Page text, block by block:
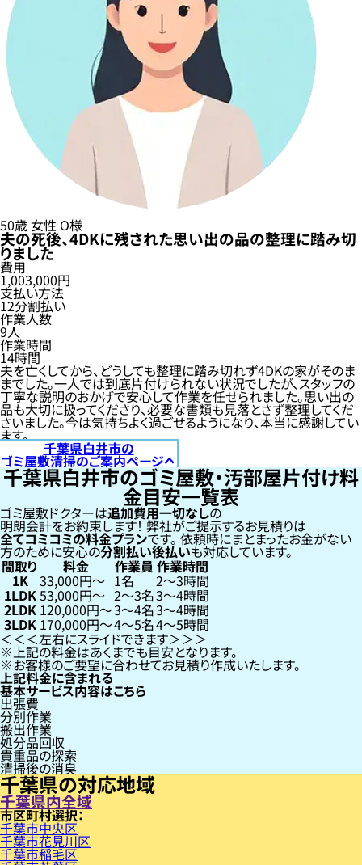
50歳女性 O様
夫の死後、4DKに残された思い出の品の整理に踏み切
りました
費用
1,003,000円
支払い方法
12分割払い
作業人数
9人
作業時間
14時間
夫を亡くしてから、どうしても整理に踏み切れず4DKの家がそのま
までした。一人では到底片付けられない状況でしたが、スタッフの
丁寧な説明のおかげで安心して作業を任せられました。思い出の
品も大切に扱ってくださり、必要な書類も見落とさず整理してくだ
さいました。今は気持ちよく過ごせるようになり、本当に感謝してい
ます。
千葉県白井市の
ゴミ屋敷清掃のご案内ページへ
千葉県白井市のゴミ屋敷・汚部屋片付け料
金目安一覧表
ゴミ屋敷ドクターは追加費用一切なしの
明朗会計をお約束します！弊社がご提示するお見積りは
全てコミコミの料金プランです。依頼時にまとまったお金がない
方のために安心の分割払い後払いも対応しています。
間取り 料金 作業員 作業時間
1K 33,000円〜 1名 2〜3時間
1LDK53,000円〜 2〜3名3〜4時間
2LDK 120,000円〜3〜4名3〜4時間
3LDK 170,000円〜4〜5名4〜5時間
左右にスライドできます
上記の料金はあくまでも目安となります。
お客様のご要望に合わせてお見積り作成いたします。
上記料金に含まれる
基本サービス内容はこちら
出張費
分別作業
搬出作業
処分品回収
貴重品の探索
清掃後の消臭
千葉県の対応地域
千葉県内全域
市区町村
千葉市中央区
千葉市花見川区
千葉市稲毛区